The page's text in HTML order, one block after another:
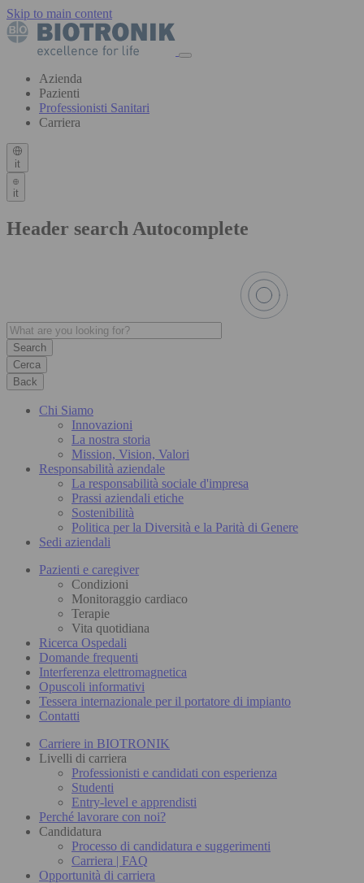
Skip to main content
Azienda
Pazienti
Professionisti Sanitari
Carriera
it
it
Header search Autocomplete
Cerca
Back
Chi Siamo
Innovazioni
La nostra storia
Mission, Vision, Valori
Responsabilità aziendale
La responsabilità sociale d'impresa
Prassi aziendali etiche
Sostenibilità
Politica per la Diversità e la Parità di Genere
Sedi aziendali
Pazienti e caregiver
Condizioni
Monitoraggio cardiaco
Terapie
Vita quotidiana
Ricerca Ospedali
Domande frequenti
Interferenza elettromagnetica
Opuscoli informativi
Tessera internazionale per il portatore di impianto
Contatti
Carriere in BIOTRONIK
Livelli di carriera
Professionisti e candidati con esperienza
Studenti
Entry-level e apprendisti
Perché lavorare con noi?
Candidatura
Processo di candidatura e suggerimenti
Carriera | FAQ
Opportunità di carriera